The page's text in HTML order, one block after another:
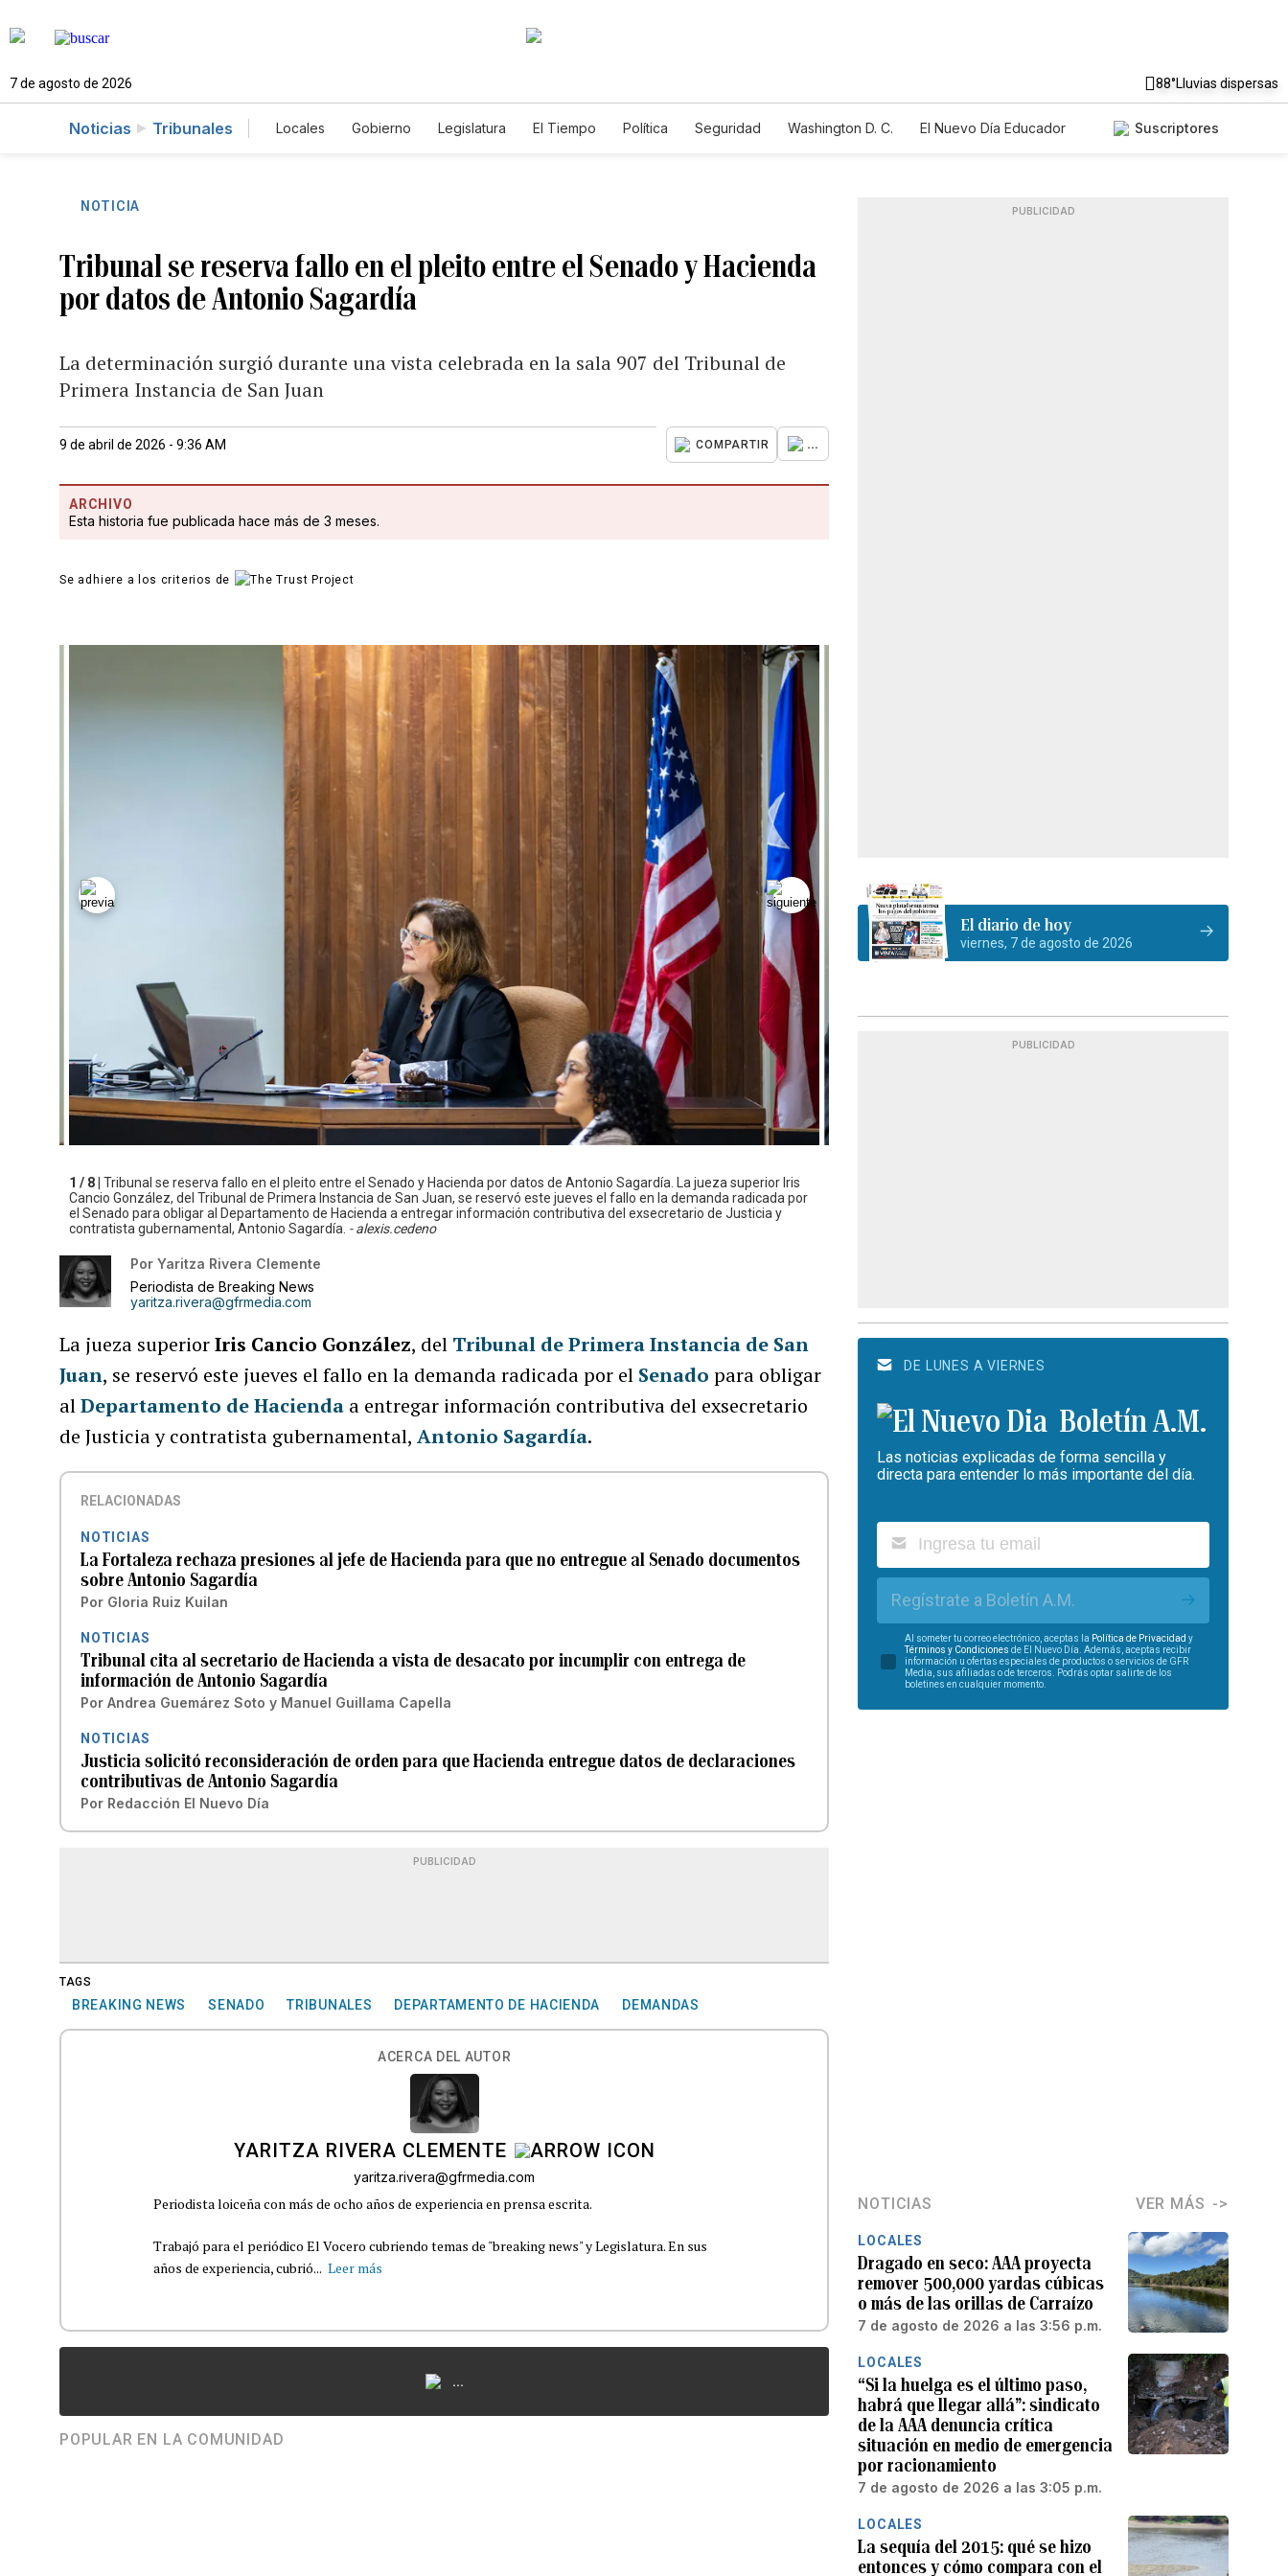
7 de agosto de 2026 88°Lluvias dispersas
Noticias Tribunales Locales Gobierno Legislatura El Tiempo Política Seguridad Washington D. C.
El Nuevo Día Educador
Suscriptores
NOTICIA
Tribunal se reserva fallo en el pleito entre el Senado y Hacienda
por datos de Antonio Sagardía
La determinación surgió durante una vista celebrada en la sala 907 del Tribunal de
Primera Instancia de San Juan
9 de abril de 2026 - 9:36 AM COMPARTIR ...
ARCHIVO
Esta historia fue publicada hace más de 3 meses.
Se adhiere a los criterios de
1 / 8 |Tribunal se reserva fallo en el pleito entre el Senado y Hacienda por datos de Antonio Sagardía. La jueza superior Iris
Cancio González, del Tribunal de Primera Instancia de San Juan, se reservó este jueves el fallo en la demanda radicada por
el Senado para obligar al Departamento de Hacienda a entregar información contributiva del exsecretario de Justicia y
contratista gubernamental, Antonio Sagardía. - alexis.cedeno
Por Yaritza Rivera Clemente
Periodista de Breaking News
yaritza.rivera@gfrmedia.com
La jueza superiorIris Cancio González, del Tribunal de Primera Instancia de San
Juan, se reservó este jueves el fallo en la demanda radicada por el Senado para obligar
alDepartamento de Hacienda a entregar información contributiva del exsecretario
de Justicia y contratista gubernamental,Antonio Sagardía.
RELACIONADAS
NOTICIAS
La Fortaleza rechaza presiones al jefe de Hacienda para que no entregue al Senado documentos
sobre Antonio Sagardía
Por Gloria Ruiz Kuilan
NOTICIAS
Tribunal cita al secretario de Hacienda a vista de desacato por incumplir con entrega de
información de Antonio Sagardía
Por Andrea Guemárez Soto y Manuel Guillama Capella
NOTICIAS
Justicia solicitó reconsideración de orden para que Hacienda entregue datos de declaraciones
contributivas de Antonio Sagardía
Por Redacción El Nuevo Día
PUBLICIDAD
TAGS
BREAKING NEWS SENADO TRIBUNALES DEPARTAMENTO DE HACIENDA DEMANDAS
ACERCA DEL AUTOR
YARITZA RIVERA CLEMENTE
yaritza.rivera@gfrmedia.com
Periodista loiceña con más de ocho años de experiencia en prensa escrita.
Trabajó para el periódico El Vocero cubriendo temas de "breaking news" y Legislatura. En sus
años de experiencia, cubrió... Leer más
...
POPULAR EN LA COMUNIDAD
PUBLICIDAD
El diario de hoy
viernes, 7 de agosto de 2026
PUBLICIDAD
DE LUNES A VIERNES
Boletín A.M.
Las noticias explicadas de forma sencilla y
directa para entender lo más importante del día.
Regístrate a Boletín A.M.
Al someter tu correo electrónico, aceptas la Política de Privacidad y
Términos y Condiciones de El Nuevo Día. Además, aceptas recibir
información u ofertas especiales de productos o servicios de GFR
Media, sus afiliadas o de terceros. Podrás optar salirte de los
boletines en cualquier momento.
NOTICIAS VER MÁS
LOCALES
Dragado en seco: AAA proyecta
remover 500,000 yardas cúbicas
o más de las orillas de Carraízo
7 de agosto de 2026 a las 3:56 p.m.
LOCALES
“Si la huelga es el último paso,
habrá que llegar allá”: sindicato
de la AAA denuncia crítica
situación en medio de emergencia
por racionamiento
7 de agosto de 2026 a las 3:05 p.m.
LOCALES
La sequía del 2015: qué se hizo
entonces y cómo compara con el